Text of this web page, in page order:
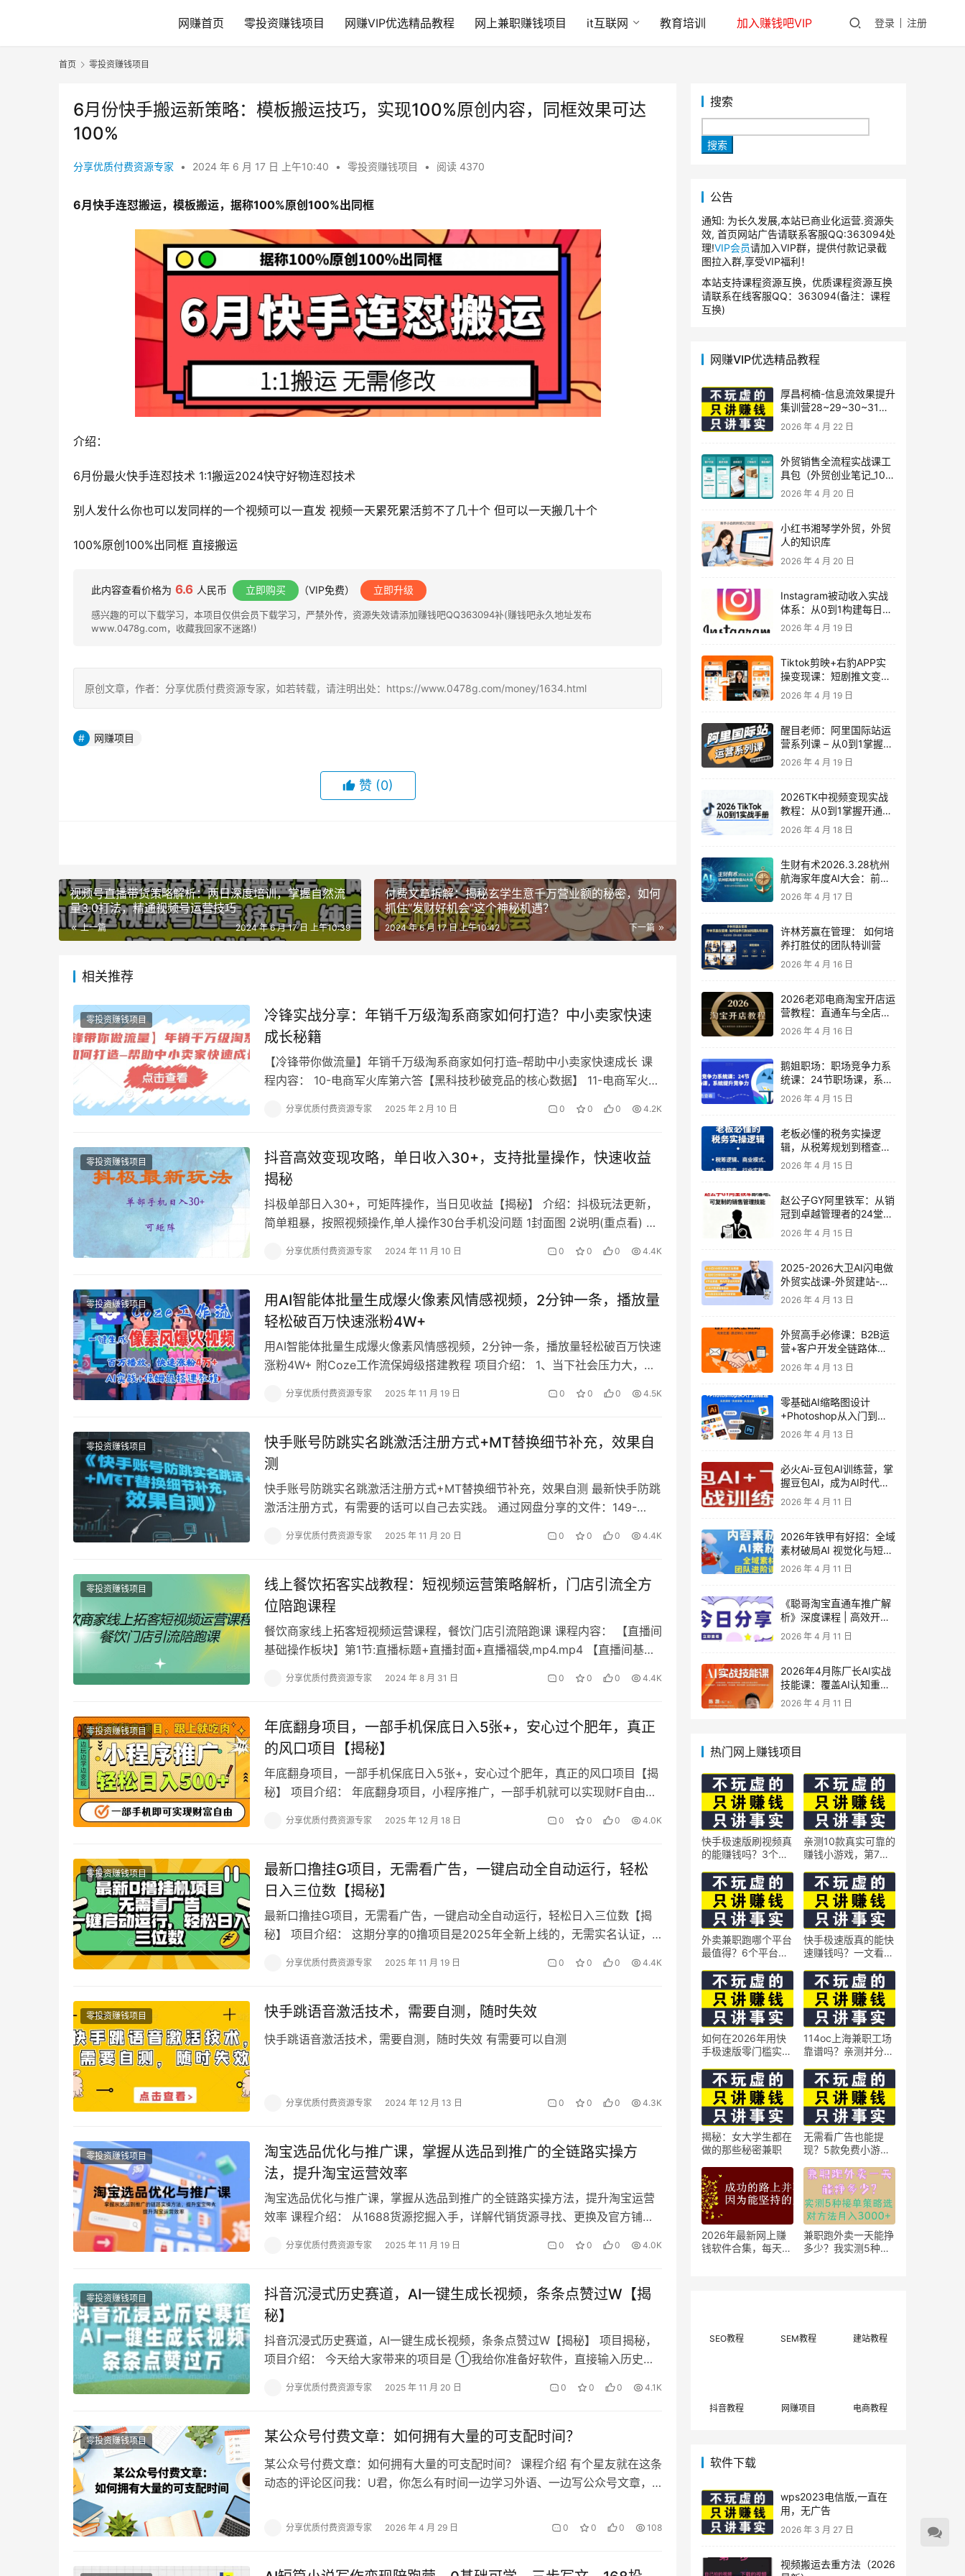
网赚首页 零投资赚钱项目 网赚VIP优选精品教程 网上兼职赚钱项目 it互联网 教育培训 加入赚钱吧VIP 登录 注册
首页 零投资赚钱项目
6月份快手搬运新策略：模板搬运技巧，实现100%原创内容，同框效果可达
100%
分享优质付费资源专家 • 2024 年 6 月 17 日 上午10:40 • 零投资赚钱项目 • 阅读 4370
6月快手连怼搬运，模板搬运，据称100%原创100%出同框
介绍：
6月份最火快手连怼技术 1:1搬运2024快守好物连怼技术
别人发什么你也可以发同样的一个视频可以一直发 视频一天累死累活剪不了几十个 但可以一天搬几十个
100%原创100%出同框 直接搬运
此内容查看价格为 6.6 人民币 立即购买 （VIP免费） 立即升级
感兴趣的可以下载学习，本项目仅供会员下载学习，严禁外传，资源失效请添加赚钱吧QQ363094补(赚钱吧永久地址发布
www.0478g.com，收藏我回家不迷路!)
原创文章，作者：分享优质付费资源专家，如若转载，请注明出处：https://www.0478g.com/money/1634.html
网赚项目
赞 (0)
视频号直播带货策略解析：两日深度培训，掌握自然流
量3.0打法，精通视频号运营技巧
上一篇 2024 年 6 月 17 日 上午10:39
付费文章拆解：揭秘玄学生意千万营业额的秘密，如何
抓住“发财好机会”这个神秘机遇？
下一篇
2024 年 6 月 17 日 上午10:42
相关推荐
零投资赚钱项目
冷锋实战分享：年销千万级淘系商家如何打造？中小卖家快速
成长秘籍
【冷锋带你做流量】年销千万级淘系商家如何打造–帮助中小卖家快速成长 课
程内容： 10-电商军火库第六答【黑科技秒破竞品的核心数据】 11-电商军火库
分享优质付费资源专家 2025 年 2 月 10 日 0 0 0 4.2K
零投资赚钱项目
抖音高效变现攻略，单日收入30+，支持批量操作，快速收益
揭秘
抖极单部日入30+，可矩阵操作，当日见收益【揭秘】 介绍：抖极玩法更新，
简单粗暴，按照视频操作,单人操作30台手机没问题 1封面图 2说明(重点看) 3
分享优质付费资源专家 2024 年 11 月 10 日 0 0 0 4.4K
零投资赚钱项目
用AI智能体批量生成爆火像素风情感视频，2分钟一条，播放量
轻松破百万快速涨粉4W+
用AI智能体批量生成爆火像素风情感视频，2分钟一条，播放量轻松破百万快速
涨粉4W+ 附Coze工作流保姆级搭建教程 项目介绍： 1、当下社会压力大，不
分享优质付费资源专家 2025 年 11 月 19 日 0 0 0 4.5K
零投资赚钱项目
快手账号防跳实名跳激活注册方式+MT替换细节补充，效果自
测
快手账号防跳实名跳激活注册方式+MT替换细节补充，效果自测 最新快手防跳
激活注册方式，有需要的话可以自己去实践。 通过网盘分享的文件：149-
分享优质付费资源专家 2025 年 11 月 20 日 0 0 0 4.4K
零投资赚钱项目
线上餐饮拓客实战教程：短视频运营策略解析，门店引流全方
位陪跑课程
餐饮商家线上拓客短视频运营课程，餐饮门店引流陪跑课 课程内容： 【直播间
基础操作板块】第1节:直播标题+直播封面+直播福袋,mp4.mp4 【直播间基础
分享优质付费资源专家 2024 年 8 月 31 日 0 0 0 4.4K
零投资赚钱项目
年底翻身项目，一部手机保底日入5张+，安心过个肥年，真正
的风口项目【揭秘】
年底翻身项目，一部手机保底日入5张+，安心过个肥年，真正的风口项目【揭
秘】 项目介绍： 年底翻身项目，小程序推广，一部手机就可以实现财F自由，
分享优质付费资源专家 2025 年 12 月 18 日 0 0 0 4.0K
零投资赚钱项目
最新口撸挂G项目，无需看广告，一键启动全自动运行，轻松
日入三位数【揭秘】
最新口撸挂G项目，无需看广告，一键启动全自动运行，轻松日入三位数【揭
秘】 项目介绍： 这期分享的0撸项目是2025年全新上线的，无需实名认证，
分享优质付费资源专家 2025 年 11 月 19 日 0 0 0 4.4K
零投资赚钱项目 快手跳语音激活技术，需要自测，随时失效
快手跳语音激活技术，需要自测，随时失效 有需要可以自测
分享优质付费资源专家 2024 年 12 月 13 日 0 0 0 4.3K
零投资赚钱项目
淘宝选品优化与推广课，掌握从选品到推广的全链路实操方
法，提升淘宝运营效率
淘宝选品优化与推广课，掌握从选品到推广的全链路实操方法，提升淘宝运营
效率 课程介绍： 从1688货源挖掘入手，详解代销货源寻找、更换及官方铺淘
分享优质付费资源专家 2025 年 11 月 19 日 0 0 0 4.0K
零投资赚钱项目
抖音沉浸式历史赛道，AI一键生成长视频，条条点赞过W【揭
秘】
抖音沉浸式历史赛道，AI一键生成长视频，条条点赞过W【揭秘】 项目揭秘，
项目介绍： 今天给大家带来的项目是 ①我给你准备好软件，直接输入历史故
分享优质付费资源专家 2025 年 11 月 20 日 0 0 0 4.1K
零投资赚钱项目 某公众号付费文章：如何拥有大量的可支配时间？
某公众号付费文章：如何拥有大量的可支配时间？ 课程介绍 有个星友就在这条
动态的评论区问我：U君，你怎么有时间一边学习外语、一边写公众号文章，
分享优质付费资源专家 2026 年 4 月 29 日 0 0 0 108
搜索
搜索
公告
通知: 为长久发展,本站已商业化运营.资源失
效, 首页网站广告请联系客服QQ:363094处
理!VIP会员请加入VIP群，提供付款记录截
图拉入群,享受VIP福利！
本站支持课程资源互换，优质课程资源互换
请联系在线客服QQ：363094(备注：课程
互换)
网赚VIP优选精品教程
厚昌柯楠-信息流效果提升
集训营28~29~30~31
期，智能投放·巨量AD/百
度优化·AI提效指南
2026 年 4 月 22 日
外贸销售全流程实战课工
具包（外贸创业笔记_10年
外贸经验）
2026 年 4 月 20 日
小红书湘琴学外贸，外贸
人的知识库
2026 年 4 月 20 日
Instagram被动收入实战
体系：从0到1构建每日盈
利的自动销售漏斗
2026 年 4 月 19 日
Tiktok剪映+右豹APP实
操变现课：短剧推文变现
全教程来了！
2026 年 4 月 19 日
醒目老师：阿里国际站运
营系列课 – 从0到1掌握平
台运营核心技巧
2026 年 4 月 19 日
2026TK中视频变现实战
教程：从0到1掌握开通、
养号、剪辑到变现，新手
副业首选
2026 年 4 月 18 日
生财有术2026.3.28杭州
航海家年度AI大会：前沿
趋势×落地案例×技能图谱
2026 年 4 月 17 日
许林芳赢在管理： 如何培
养打胜仗的团队特训营
2026 年 4 月 16 日
2026老邓电商淘宝开店运
营教程：直通车与全店推
广系统课
2026 年 4 月 16 日
鹅姐职场：职场竞争力系
统课：24节职场课，系统
提升竞争力
2026 年 4 月 15 日
老板必懂的税务实操逻
辑，从税筹规划到稽查应
对，为企业稳健增长保驾
2026 年 4 月 15 日
赵公子GY阿里铁军：从销
冠到卓越管理者的24堂实
战课
2026 年 4 月 15 日
2025-2026大卫AI闪电做
外贸实战课-外贸建站-开
发客户-内容营销-从0到3
2026 年 4 月 13 日
外贸高手必修课：B2B运
营+客户开发全链路体系
课 | 从0到1成为外贸精英
2026 年 4 月 13 日
零基础AI缩略图设计
+Photoshop从入门到精
通 全套教程（含形象照拍
2026 年 4 月 13 日
必火Ai-豆包AI训练营，掌
握豆包AI，成为AI时代的
全能型人才
2026 年 4 月 11 日
2026年铁甲有好招：全域
素材破局AI 视觉化与短剧
营销实战指南——高效增
策略
2026 年 4 月 11 日
《聪哥淘宝直通车推广解
析》深度课程 | 高效开
车、极速投产系统实操课
2026 年 4 月 11 日
2026年4月陈厂长AI实战
技能课：覆盖AI认知重
构、智能体与大模型解
2026 年 4 月 11 日
热门网上赚钱项目
快手极速版刷视频真
的能赚钱吗？3个隐
亲测10款真实可靠的
赚钱小游戏，第7款
外卖兼职跑哪个平台
最值得？6个平台实
快手极速版真的能快
速赚钱吗？一文看懂
如何在2026年用快
手极速版零门槛实现
技巧
114oc上海兼职工场
靠谱吗？亲测并分享
揭秘：女大学生都在
做的那些秘密兼职
无需看广告也能提
现？5款免费小游戏
2026年最新网上赚
钱软件合集，每天免
兼职跑外卖一天能挣
多少？我实测5种接
SEO教程 SEM教程 建站教程
抖音教程 网赚项目 电商教程
软件下载
wps2023电信版,一直在
用，无广告
2026 年 3 月 27 日
视频搬运去重方法（2026